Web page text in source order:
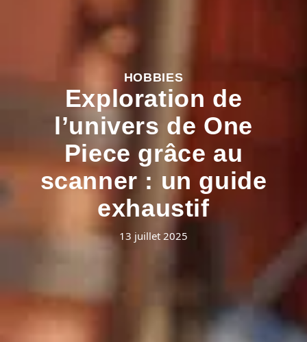
HOBBIES
Exploration de
l’univers de One
Piece grâce au
scanner : un guide
exhaustif
13 juillet 2025